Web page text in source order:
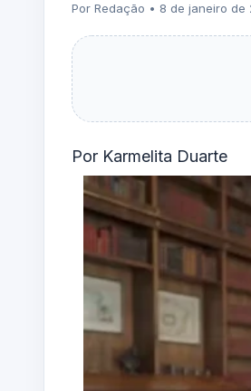
Por Redação • 8 de janeiro de
Por Karmelita Duarte